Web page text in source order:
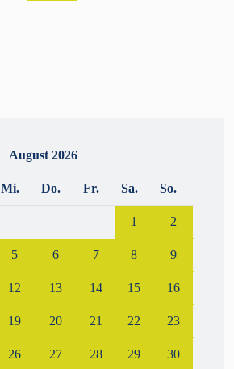
August 2026
Mi. Do. Fr. Sa. So.
1 2
5 6 7 8 9
12 13 14 15 16
19 20 21 22 23
26 27 28 29 30